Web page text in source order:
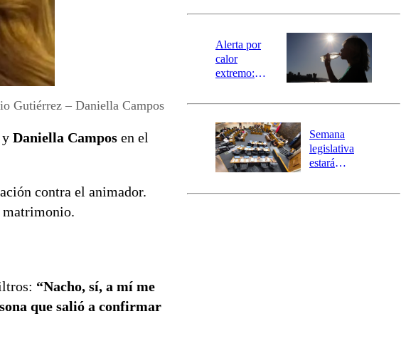
Gutiérrez – Daniella Campos
y Daniella Campos en el
contra el animador.
matrimonio.
“Nacho, sí, a mí me
que salió a confirmar
revisa la
epicentro
Alerta por
calor
extremo:
activa Alerta
Preventiva en
tres comunas
Semana
legislativa
estará
el fin de la